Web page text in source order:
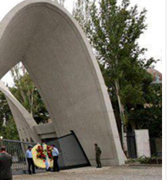
وزارت
نیمه‌
شهریورماه